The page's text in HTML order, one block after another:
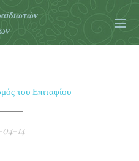
του Επιταφίου
14